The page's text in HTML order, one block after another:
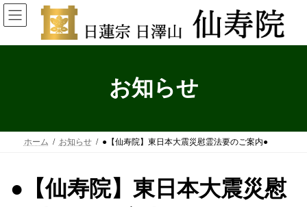
コ
ン
ン
プ
ナ
ビ
ー
動
お知らせ
ホーム お知らせ ●【仙寿院】東日本大震災慰霊法要のご案内●
●【仙寿院】東日本大震災慰